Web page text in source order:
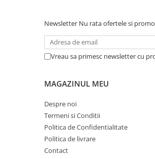
Newsletter Nu rata ofertele si
Vreau sa primesc newsletter cu
MAGAZINUL MEU
Despre noi
Termeni si Conditii
Politica de Confidentialitate
Politica de livrare
Contact